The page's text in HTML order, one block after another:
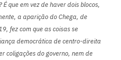
É que em vez de haver dois blocos,
a aparição do Chega, de
fez com que as coisas se
democrática de centro-direita
coligações do governo, nem de